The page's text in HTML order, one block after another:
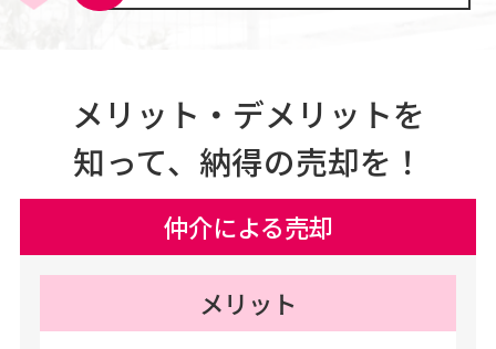
メリット・デメリットを
知って、納得の売却を！
仲介による売却
メリット